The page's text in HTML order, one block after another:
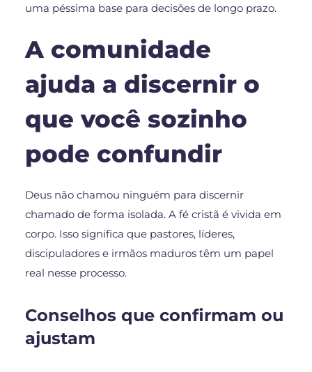
uma péssima base para decisões de longo prazo.
A comunidade
ajuda a discernir o
que você sozinho
pode confundir
Deus não chamou ninguém para discernir
chamado de forma isolada. A fé cristã é vivida em
corpo. Isso significa que pastores, líderes,
discipuladores e irmãos maduros têm um papel
real nesse processo.
Conselhos que confirmam ou
ajustam